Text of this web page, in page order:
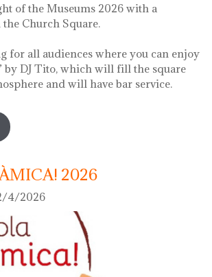
of the Museums 2026 with a
Church Square.
for all audiences where you can enjoy
by DJ Tito, which will fill the square
and will have bar service.
night of the museums 2026
2026
4/2026